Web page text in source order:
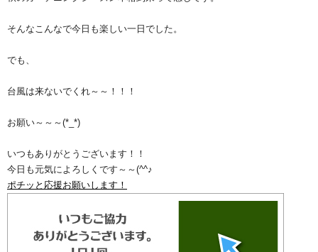
そんなこんなで今日も楽しい一日でした。
でも、
台風は来ないでくれ～～！！！
お願い～～～(*_*)
いつもありがとうございます！！
今日も元気によろしくです～～(^^♪
ポチッと応援お願いします！